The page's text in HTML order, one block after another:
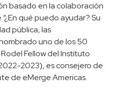
basado en la colaboración
qué puedo ayudar? Su
pública, las
uno de los 50
Fellow del Instituto
2023), es consejero de
de eMerge Americas.